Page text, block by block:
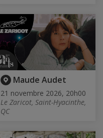
Maude Audet
21 novembre 2026, 20h00
Le Zaricot, Saint-Hyacinthe,
QC